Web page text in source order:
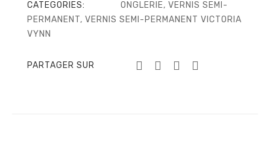
CATEGORIES: ONGLERIE, VERNIS SEMI-
PERMANENT, VERNIS SEMI-PERMANENT VICTORIA
VYNN
PARTAGER SUR